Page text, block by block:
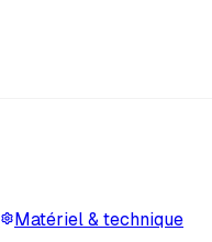
Matériel & technique